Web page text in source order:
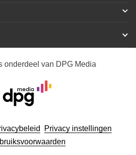
onderdeel van DPG Media
Privacy instellingen